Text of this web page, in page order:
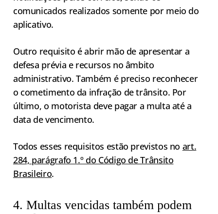
comunicados realizados somente por meio do
aplicativo.
Outro requisito é abrir mão de apresentar a
defesa prévia e recursos no âmbito
administrativo. Também é preciso reconhecer
o cometimento da infração de trânsito. Por
último, o motorista deve pagar a multa até a
data de vencimento.
Todos esses requisitos estão previstos no art.
284, parágrafo 1.º do Código de Trânsito
Brasileiro.
4. Multas vencidas também podem